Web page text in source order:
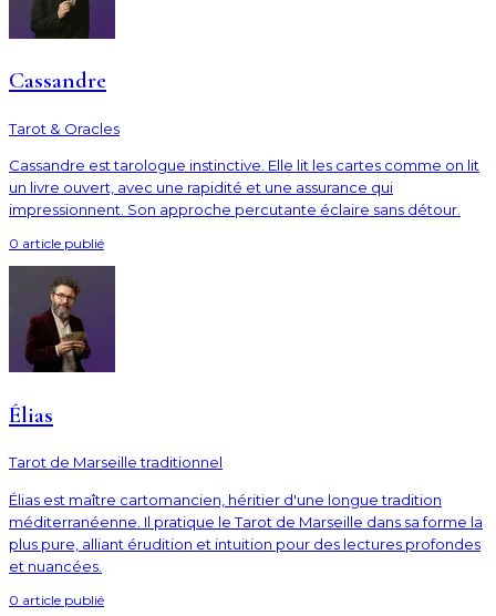
Cassandre
Tarot & Oracles
Cassandre est tarologue instinctive. Elle lit les cartes comme on lit
un livre ouvert, avec une rapidité et une assurance qui
impressionnent. Son approche percutante éclaire sans détour.
0 article publié
Élias
Tarot de Marseille traditionnel
Élias est maître cartomancien, héritier d'une longue tradition
méditerranéenne. Il pratique le Tarot de Marseille dans sa forme la
plus pure, alliant érudition et intuition pour des lectures profondes
et nuancées.
0 article publié